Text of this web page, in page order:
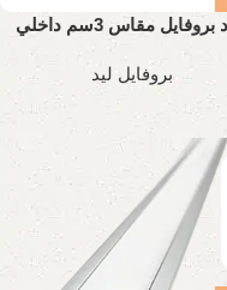
عود بروفايل مقاس 3سم داخلي
بروفايل ليد